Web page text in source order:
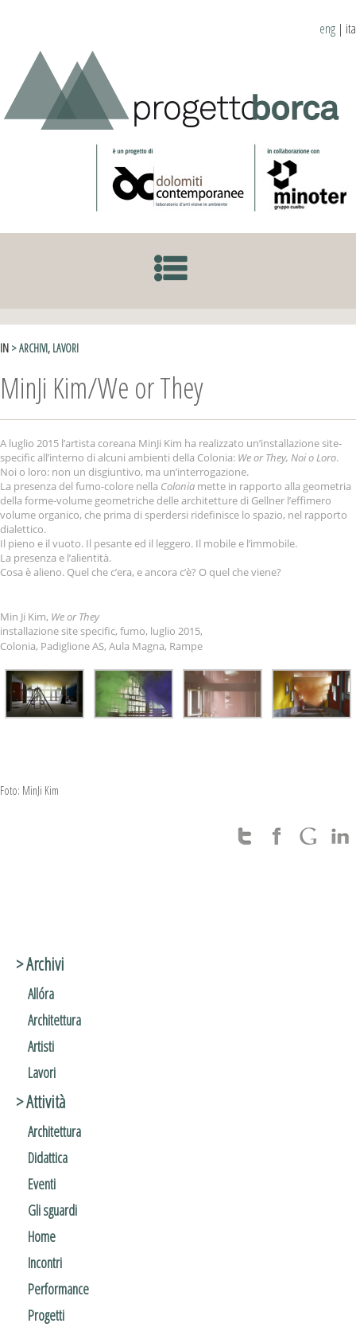
eng | ita
IN > ARCHIVI, LAVORI
MinJi Kim/We or They
A luglio 2015 l’artista coreana MinJi Kim ha realizzato un’installazione site-
specific all’interno di alcuni ambienti della Colonia: We or They, Noi o Loro.
Noi o loro: non un disgiuntivo, ma un’interrogazione.
La presenza del fumo-colore nella Colonia mette in rapporto alla geometria
della forme-volume geometriche delle architetture di Gellner l’effimero
volume organico, che prima di sperdersi ridefinisce lo spazio, nel rapporto
dialettico.
Il pieno e il vuoto. Il pesante ed il leggero. Il mobile e l’immobile.
La presenza e l’alientità.
Cosa è alieno. Quel che c’era, e ancora c’è? O quel che viene?
Min Ji Kim, We or They
installazione site specific, fumo, luglio 2015,
Colonia, Padiglione AS, Aula Magna, Rampe
Foto: MinJi Kim
> Archivi
Allóra
Architettura
Artisti
Lavori
> Attività
Architettura
Didattica
Eventi
Gli sguardi
Home
Incontri
Performance
Progetti